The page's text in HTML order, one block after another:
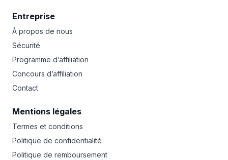
Entreprise
À propos de nous
Sécurité
Programme d’affiliation
Concours d’affiliation
Contact
Mentions légales
Termes et conditions
Politique de confidentialité
Politique de remboursement